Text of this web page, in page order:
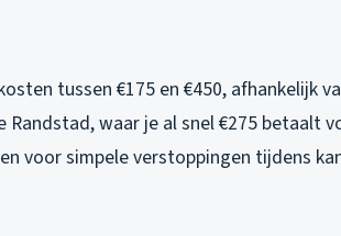
tussen €175 en €450, afhankelijk
Randstad, waar je al snel €275 betaalt
voor simpele verstoppingen tijdens